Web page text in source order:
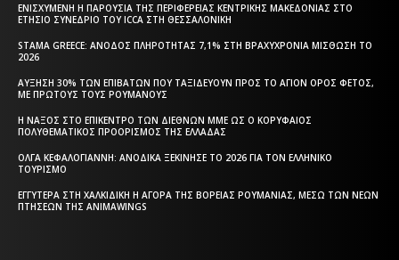
ΕΝΙΣΧΥΜΈΝΗ Η ΠΑΡΟΥΣΊΑ ΤΗΣ ΠΕΡΙΦΈΡΕΙΑΣ ΚΕΝΤΡΙΚΉΣ ΜΑΚΕΔΟΝΊΑΣ ΣΤΟ
ΕΤΉΣΙΟ ΣΥΝΈΔΡΙΟ ΤΟΥ ICCA ΣΤΗ ΘΕΣΣΑΛΟΝΊΚΗ
STAMA GREECE: ΆΝΟΔΟΣ ΠΛΗΡΌΤΗΤΑΣ 7,1% ΣΤΗ ΒΡΑΧΥΧΡΌΝΙΑ ΜΊΣΘΩΣΗ ΤΟ
2026
ΑΎΞΗΣΗ 30% ΤΩΝ ΕΠΙΒΑΤΏΝ ΠΟΥ ΤΑΞΙΔΕΎΟΥΝ ΠΡΟΣ ΤΟ ΆΓΙΟΝ ΌΡΟΣ ΦΈΤΟΣ,
ΜΕ ΠΡΏΤΟΥΣ ΤΟΥΣ ΡΟΥΜΆΝΟΥΣ
Η ΝΆΞΟΣ ΣΤΟ ΕΠΊΚΕΝΤΡΟ ΤΩΝ ΔΙΕΘΝΏΝ ΜΜΕ ΩΣ Ο ΚΟΡΥΦΑΊΟΣ
ΠΟΛΥΘΕΜΑΤΙΚΌΣ ΠΡΟΟΡΙΣΜΌΣ ΤΗΣ ΕΛΛΆΔΑΣ
ΌΛΓΑ ΚΕΦΑΛΟΓΙΆΝΝΗ: ΑΝΟΔΙΚΆ ΞΕΚΊΝΗΣΕ ΤΟ 2026 ΓΙΑ ΤΟΝ ΕΛΛΗΝΙΚΌ
ΤΟΥΡΙΣΜΌ
ΕΓΓΎΤΕΡΑ ΣΤΗ ΧΑΛΚΙΔΙΚΉ Η ΑΓΟΡΆ ΤΗΣ ΒΌΡΕΙΑΣ ΡΟΥΜΑΝΊΑΣ, ΜΈΣΩ ΤΩΝ ΝΈΩΝ
ΠΤΉΣΕΩΝ ΤΗΣ ANIMAWINGS